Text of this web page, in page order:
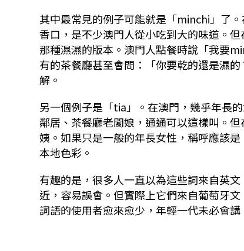
其中最常見的例子可能就是「minchi」了
香口，是不少澳門人從小吃到大的味道。
那種濕濕的版本。澳門人點餐時說「我要
有的茶餐廳甚至會問：「你要乾的還是濕
解。
另一個例子是「tia」。在澳門，幾乎年長
鄰居、茶餐廳老闆娘，通通可以這樣叫。
姨。如果只是一般的年長女性，稱呼應該
本地色彩。
有趣的是，很多人一直以為這些詞來自英
近，容易誤會。但實際上它們來自葡萄牙
詞語的使用者愈來愈少，年輕一代未必會講